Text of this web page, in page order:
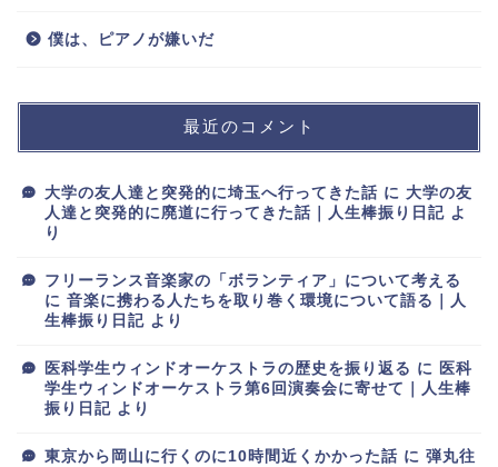
僕は、ピアノが嫌いだ
最近のコメント
大学の友人達と突発的に埼玉へ行ってきた話 に 大学の友
人達と突発的に廃道に行ってきた話｜人生棒振り日記 よ
り
フリーランス音楽家の「ボランティア」について考える
に 音楽に携わる人たちを取り巻く環境について語る｜人
生棒振り日記 より
医科学生ウィンドオーケストラの歴史を振り返る に 医科
学生ウィンドオーケストラ第6回演奏会に寄せて｜人生棒
振り日記 より
東京から岡山に行くのに10時間近くかかった話 に 弾丸往